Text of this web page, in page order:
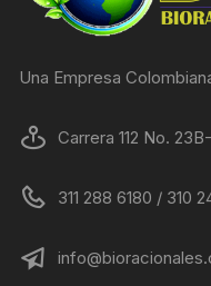
Una Empresa
Carrera 112 No.
311 288 6180 / 310